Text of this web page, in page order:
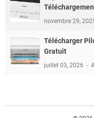
novembre 29,
Télécharger
Gratuit
juillet 03, 2026